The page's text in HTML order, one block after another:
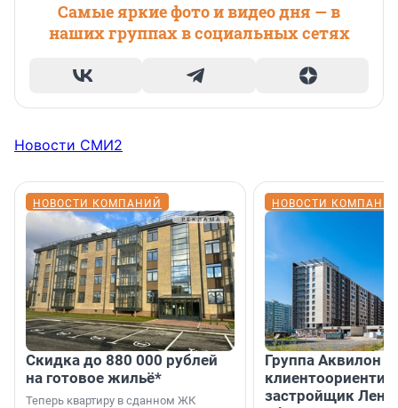
Самые яркие фото и видео дня — в
наших группах в социальных сетях
Новости СМИ2
НОВОСТИ КОМПАНИЙ
Скидка до 880 000 рублей
на готовое жильё*
Теперь квартиру в сданном ЖК
НОВОСТИ
Группа Аквилон
застройщик